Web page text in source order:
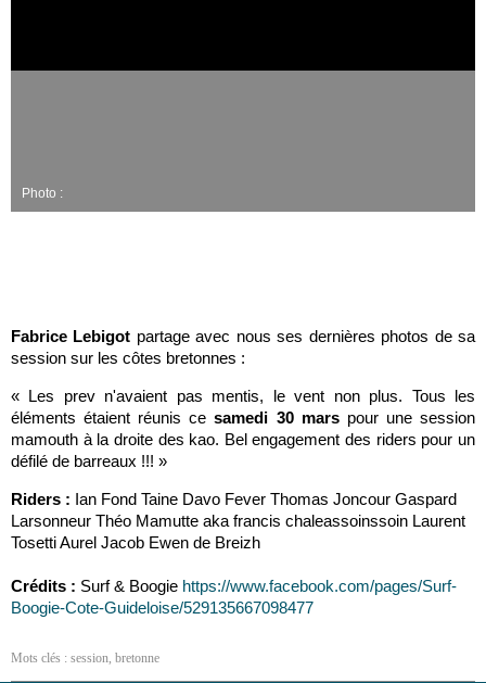
Photo :
Fabrice Lebigot partage avec nous ses dernières photos de sa
session sur les côtes bretonnes :
« Les prev n'avaient pas mentis, le vent non plus. Tous les
éléments étaient réunis cesamedi 30 marspour une session
mamouth à la droite des kao. Bel engagement des riders pour un
défilé de barreaux !!! »
Riders : Ian Fond Taine Davo Fever Thomas Joncour Gaspard
Larsonneur Théo Mamutte aka francis chaleassoinssoin Laurent
Tosetti Aurel Jacob Ewen de Breizh
Crédits : Surf & Boogie https://www.facebook.com/pages/Surf-
Boogie-Cote-Guideloise/529135667098477
Mots clés : session bretonne